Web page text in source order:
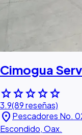
Cimogua
starstarstarstarstar
3.9(89 reseñas)
location_on Pescadores No.
Escondido, Oax.